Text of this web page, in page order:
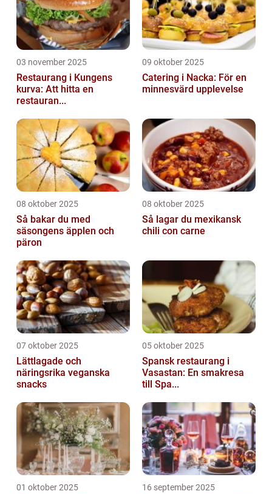
03 november 2025
Restaurang i Kungens
kurva: Att hitta en
restauran...
09 oktober 2025
Catering i Nacka: För en
minnesvärd upplevelse
08 oktober 2025
Så bakar du med
säsongens äpplen och
päron
08 oktober 2025
Så lagar du mexikansk
chili con carne
07 oktober 2025
Lättlagade och
näringsrika veganska
snacks
05 oktober 2025
Spansk restaurang i
Vasastan: En smakresa
till Spa...
01 oktober 2025 16 september 2025